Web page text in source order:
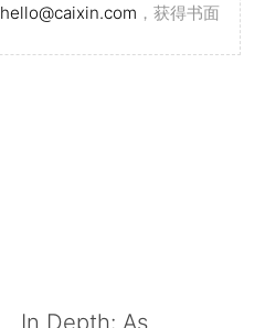
hello@caixin.com ，获得书面
In Depth: As